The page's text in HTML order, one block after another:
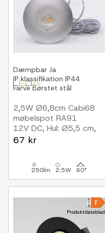
Dæmpbar Ja
IP klassifikation IP44
FarveBørstet stål
2,5W Ø6,8cm Cabi68
møbelspot RA91
12V DC, Hul: Ø5,5 cm,
Mål: Ø6,8 cm, Børstet
67 kr
250lm 2.5W 60°
Produktdatablad